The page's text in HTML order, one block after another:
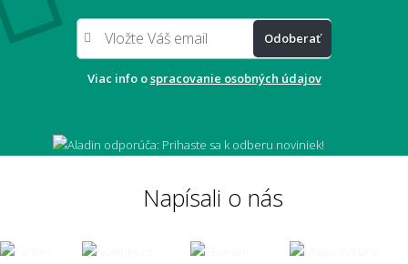
Robia sa aj metráže z vlny?
Je metrážny koberec zdravotne neškodný?
Odoberať
Viac info ospracovanie osobných údajov
Napísali o nás